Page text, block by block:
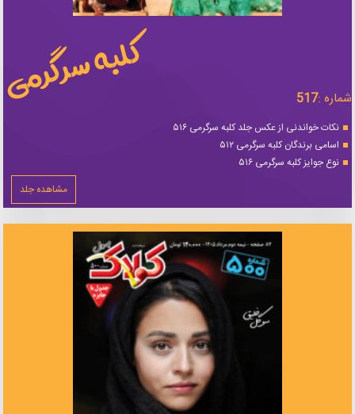
شماره :517
نکات خواندنی از عکس جلد کلبه سرگرمی ۵۱۶
اسامی برندگان کلبه سرگرمی ۵۱۲
نوع جوایز کلبه سرگرمی ۵۱۶
مشاهده جلد